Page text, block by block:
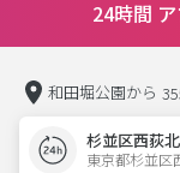
24時間
和田堀公園から
杉並区西荻
東京都杉並区